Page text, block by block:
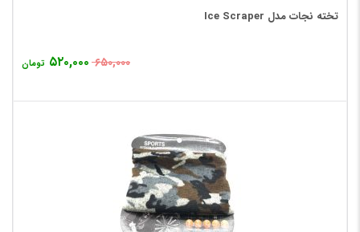
تخته نجات مدل Ice Scraper
۶۵۰,۰۰۰ ۵۲۰,۰۰۰ تومان